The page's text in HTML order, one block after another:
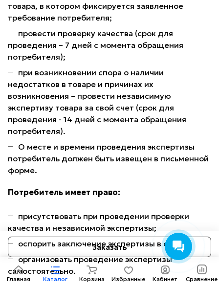
Заказать
товара, в котором фиксируется заявленное
требование потребителя;
провести проверку качества (срок для
проведения – 7 дней с момента обращения
потребителя);
при возникновении спора о наличии
недостатков в товаре и причинах их
возникновения – провести независимую
экспертизу товара за свой счет (срок для
проведения - 14 дней с момента обращения
потребителя).
О месте и времени проведения экспертизы
потребитель должен быть извещен в письменной
форме.
Потребитель имеет право:
присутствовать при проведении проверки
качества и независимой экспертизы;
оспорить заключение экспертизы в суде;
организовать проведение экспертизы
самостоятельно.
Главная Каталог Корзина Избранные Кабинет Сравнение